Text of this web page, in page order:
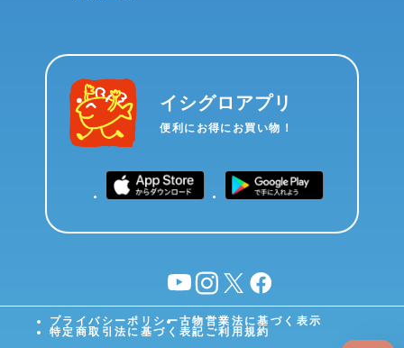
イシグロアプリ
便利にお得にお買い物！
YouTubeinstagram
X facebook
プライバシーポリシー古物営業法に基づく表示
特定商取引法に基づく表記 ご利用規約